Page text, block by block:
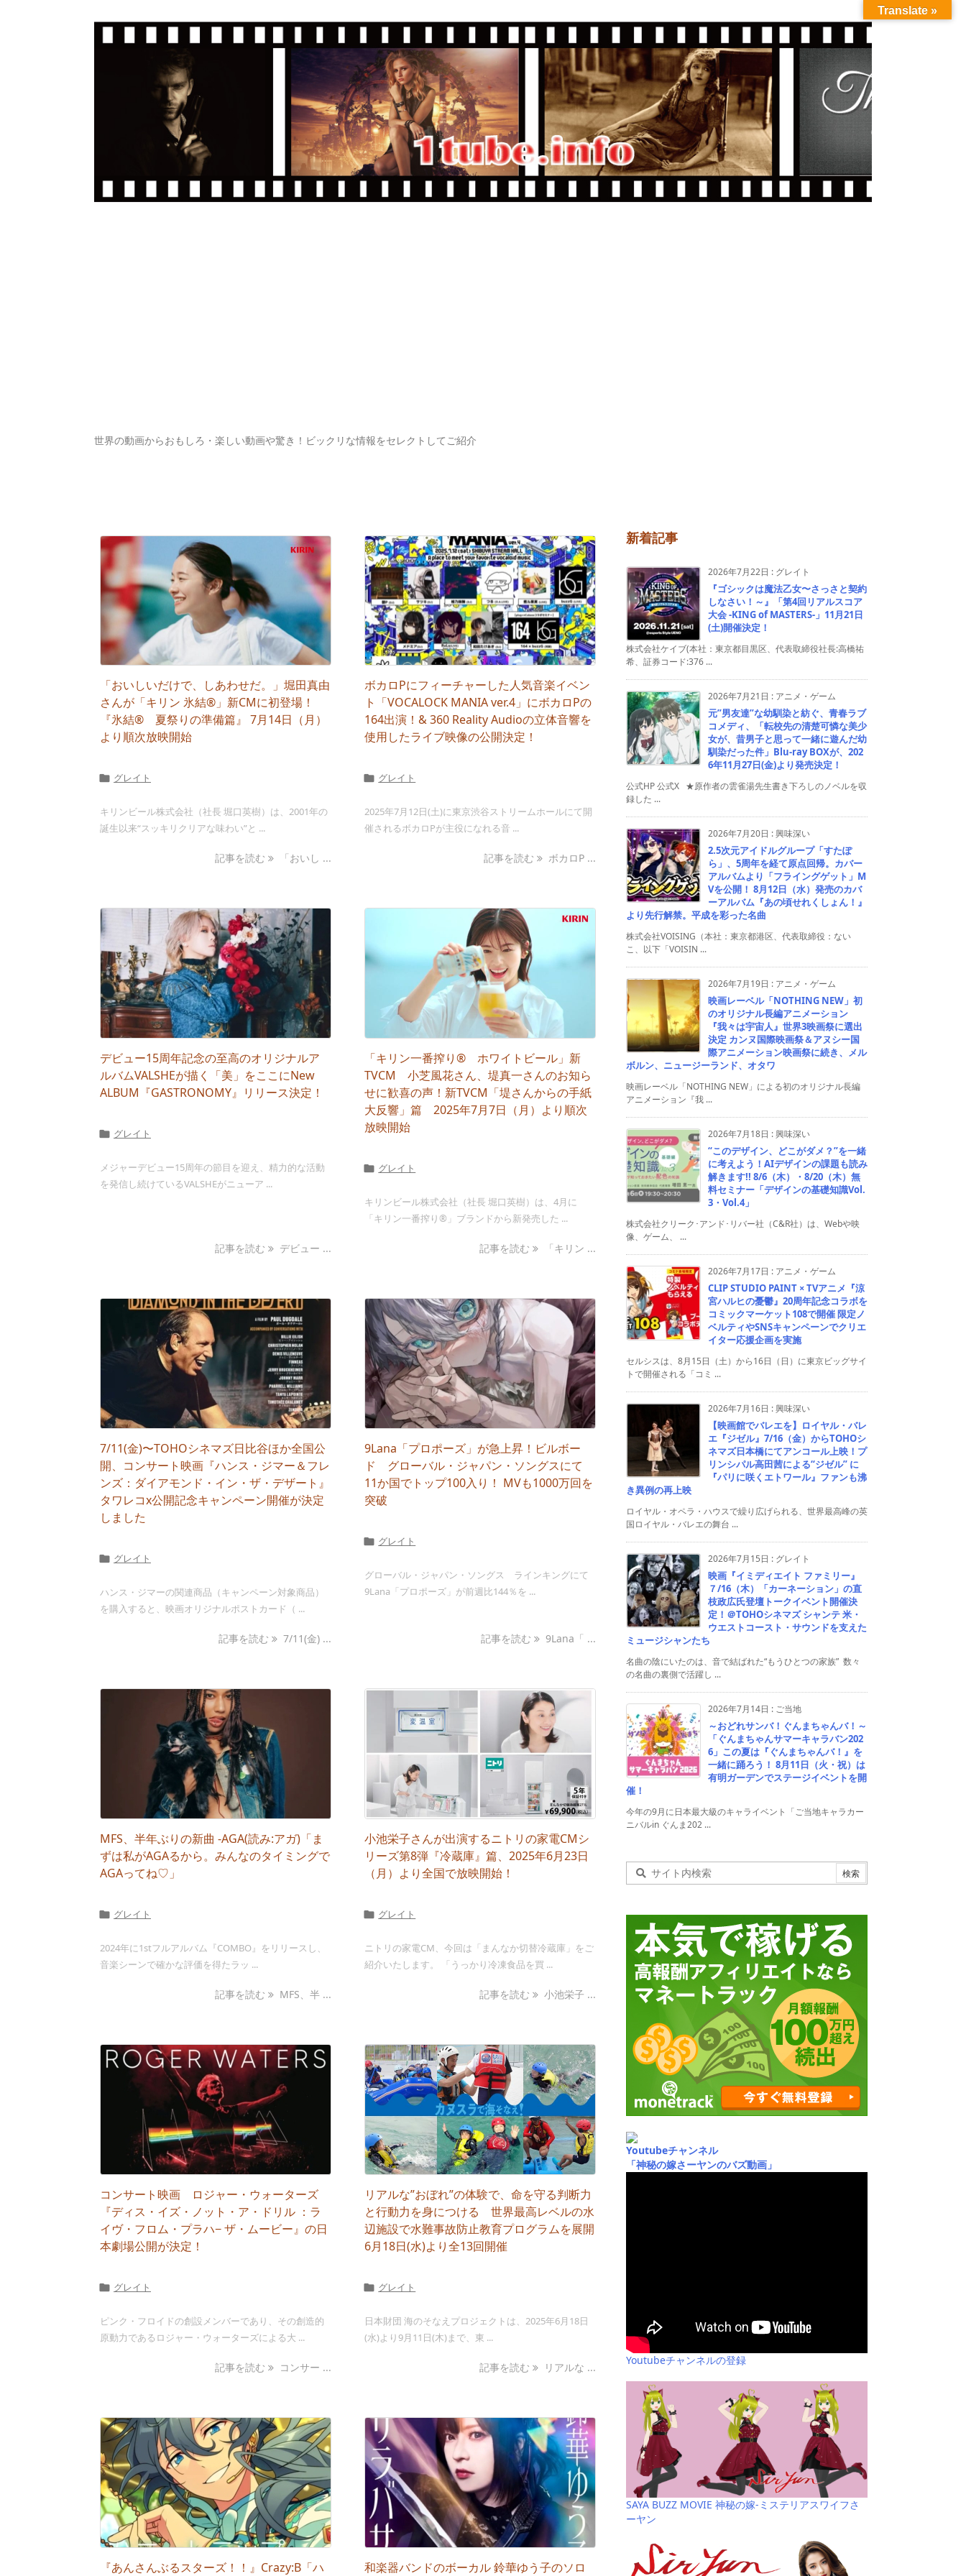
世界の動画からおもしろ・楽しい動画や驚き！ビックリな情報をセレクトしてご紹介
「おいしいだけで、しあわせだ。」堀田真由
さんが「キリン 氷結®」新CMに初登場！
『氷結®︎ 夏祭りの準備篇』 7月14日（月）
より順次放映開始
 グレイト
キリンビール株式会社（社長 堀口英樹）は、2001年の
誕生以来“スッキリクリアな味わい”と ...
記事を読む 「おいし ...
ボカロPにフィーチャーした人気音楽イベン
ト「VOCALOCK MANIA ver.4」にボカロPの
164出演！& 360 Reality Audioの立体音響を
使用したライブ映像の公開決定！
 グレイト
2025年7月12日(土)に東京渋谷ストリームホールにて開
催されるボカロPが主役になれる音 ...
記事を読む ボカロP ...
デビュー15周年記念の至高のオリジナルア
ルバムVALSHEが描く「美」をここにNew
ALBUM『GASTRONOMY』リリース決定！
 グレイト
メジャーデビュー15周年の節目を迎え、精力的な活動
を発信し続けているVALSHEがニューア ...
記事を読む デビュー ...
「キリン一番搾り® ホワイトビール」新
TVCM 小芝風花さん、堤真一さんのお知ら
せに歓喜の声！新TVCM「堤さんからの手紙
大反響」篇 2025年7月7日（月）より順次
放映開始
 グレイト
キリンビール株式会社（社長 堀口英樹）は、4月に
「キリン一番搾り®」ブランドから新発売した ...
記事を読む 「キリン ...
7/11(金)〜TOHOシネマズ日比谷ほか全国公
開、コンサート映画『ハンス・ジマー＆フレ
ンズ：ダイアモンド・イン・ザ・デザート』
タワレコx公開記念キャンペーン開催が決定
しました
 グレイト
ハンス・ジマーの関連商品（キャンペーン対象商品）
を購入すると、映画オリジナルポストカード（ ...
記事を読む 7/11(金) ...
9Lana「プロポーズ」が急上昇！ビルボー
ド グローバル・ジャパン・ソングスにて
11か国でトップ100入り！ MVも1000万回を
突破
 グレイト
グローバル・ジャパン・ソングス ラインキングにて
9Lana「プロポーズ」が前週比144％を ...
記事を読む 9Lana「 ...
MFS、半年ぶりの新曲 -AGA(読み:アガ)「ま
ずは私がAGAるから。みんなのタイミングで
AGAってね♡」
 グレイト
2024年に1stフルアルバム『COMBO』をリリースし、
音楽シーンで確かな評価を得たラッ ...
記事を読む MFS、半 ...
小池栄子さんが出演するニトリの家電CMシ
リーズ第8弾『冷蔵庫』篇、2025年6月23日
（月）より全国で放映開始！
 グレイト
ニトリの家電CM、今回は「まんなか切替冷蔵庫」をご
紹介いたします。 「うっかり冷凍食品を買 ...
記事を読む 小池栄子 ...
コンサート映画 ロジャー・ウォーターズ
『ディス・イズ・ノット・ア・ドリル ：ラ
イヴ・フロム・プラハ− ザ・ムービー』の日
本劇場公開が決定！
 グレイト
ピンク・フロイドの創設メンバーであり、その創造的
原動力であるロジャー・ウォーターズによる大 ...
記事を読む コンサー ...
リアルな”おぼれ”の体験で、命を守る判断力
と行動力を身につける 世界最高レベルの水
辺施設で水難事故防止教育プログラムを展開
6月18日(水)より全13回開催
 グレイト
日本財団 海のそなえプロジェクトは、2025年6月18日
(水)より9月11日(木)まで、東 ...
記事を読む リアルな ...
『あんさんぶるスターズ！！』Crazy:B「ハ 和楽器バンドのボーカル 鈴華ゆう子のソロ
新着記事
2026年7月22日 : グレイト
『ゴシックは魔法乙女〜さっさと契約
しなさい！～』「第4回リアルスコア
大会 -KING of MASTERS-」11月21日
(土)開催決定！
株式会社ケイブ(本社：東京都目黒区、代表取締役社長:高橋祐
希、証券コード:376 ...
2026年7月21日 : アニメ・ゲーム
元”男友達”な幼馴染と紡ぐ、青春ラブ
コメディ、「転校先の清楚可憐な美少
女が、昔男子と思って一緒に遊んだ幼
馴染だった件」Blu-ray BOXが、202
6年11月27日(金)より発売決定！
公式HP 公式X ★原作者の雲雀湯先生書き下ろしのノベルを収
録した ...
2026年7月20日 :興味深い
2.5次元アイドルグループ「すたぽ
ら」、5周年を経て原点回帰。カバー
アルバムより「フライングゲット」M
Vを公開！ 8月12日（水）発売のカバ
ーアルバム『あの頃せれくしょん！』
より先行解禁。平成を彩った名曲
株式会社VOISING（本社：東京都港区、代表取締役：ない
こ、以下「VOISIN ...
2026年7月19日 : アニメ・ゲーム
映画レーベル「NOTHING NEW」初
のオリジナル長編アニメーション
『我々は宇宙人』世界3映画祭に選出
決定 カンヌ国際映画祭＆アヌシー国
際アニメーション映画祭に続き、メル
ボルン、ニュージーランド、オタワ
映画レーベル「NOTHING NEW」による初のオリジナル長編
アニメーション『我 ...
2026年7月18日 :興味深い
“このデザイン、どこがダメ？”を一緒
に考えよう！AIデザインの課題も読み
解きます!! 8/6（木）・8/20（木）無
料セミナー「デザインの基礎知識Vol.
3・Vol.4」
株式会社クリーク･アンド･リバー社（C&R社）は、Webや映
像、ゲーム、 ...
2026年7月17日 : アニメ・ゲーム
CLIP STUDIO PAINT × TVアニメ『涼
宮ハルヒの憂鬱』20周年記念コラボを
コミックマーケット108で開催 限定ノ
ベルティやSNSキャンペーンでクリエ
イター応援企画を実施
セルシスは、8月15日（土）から16日（日）に東京ビッグサイ
トで開催される「コミ ...
2026年7月16日 :興味深い
【映画館でバレエを】ロイヤル・バレ
エ『ジゼル』7/16（金）からTOHOシ
ネマズ日本橋にてアンコール上映！プ
リンシパル高田茜による“ジゼル” に
『パリに咲くエトワール』ファンも沸
き異例の再上映
ロイヤル・オペラ・ハウスで繰り広げられる、世界最高峰の英
国ロイヤル・バレエの舞台 ...
2026年7月15日 : グレイト
映画『イミディエイト ファミリー』
７/16（木）「カーネーション」の直
枝政広氏登壇トークイベント開催決
定！＠TOHOシネマズ シャンテ 米・
ウエストコースト・サウンドを支えた
ミュージシャンたち
名曲の陰にいたのは、音で結ばれた“もうひとつの家族” 数々
の名曲の裏側で活躍し ...
2026年7月14日 : ご当地
～おどれサンバ！ぐんまちゃんバ！～
「ぐんまちゃんサマーキャラバン202
6」この夏は『ぐんまちゃんバ！』を
一緒に踊ろう！ 8月11日（火・祝）は
有明ガーデンでステージイベントを開
催！
今年の9月に日本最大級のキャライベント「ご当地キャラカー
ニバルin ぐんま202 ...
Youtubeチャンネル
「神秘の嫁さーヤンのバズ動画」
Youtubeチャンネルの登録
SAYA BUZZ MOVIE 神秘の嫁-ミステリアスワイフさ
ーヤン
Translate »